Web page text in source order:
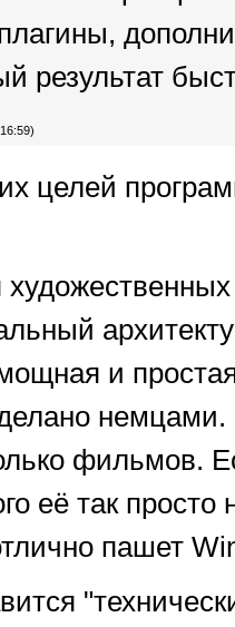
результат
целей
и
фильмов.
её так просто
пашет